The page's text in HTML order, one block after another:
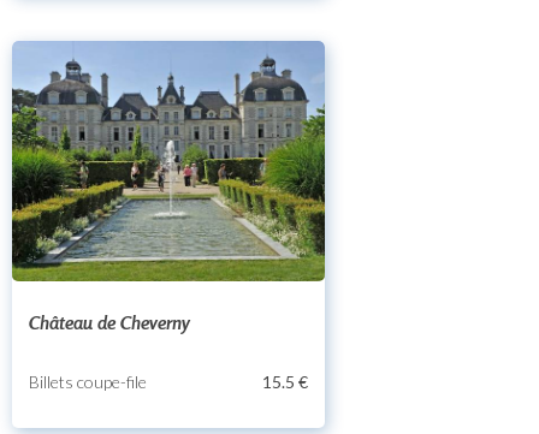
Château de Cheverny
Billets coupe-file 15.5 €